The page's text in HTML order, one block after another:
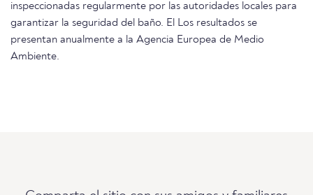
inspeccionadas regularmente por las autoridades locales para
garantizar la seguridad del baño. El Los resultados se
presentan anualmente a la Agencia Europea de Medio
Ambiente.